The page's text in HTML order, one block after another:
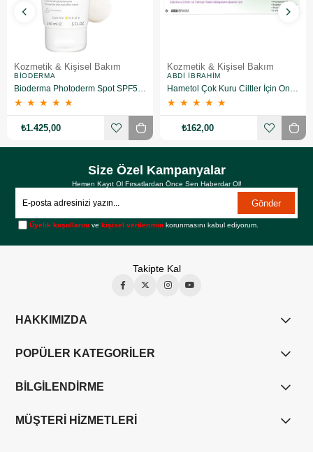
Kozmetik & Kişisel Bakım
BIODERMA
Bioderma Photoderm Spot SPF50+ 150 ml
★ ★ ★ ★ ★
₺1.425,00
Kozmetik & Kişisel Bakım
ABDI İBRAHIM
Hametol Çok Kuru Ciltler İçin Onarıcı Bakım Kremi 30 g
★ ★ ★ ★ ★
₺162,00
Size Özel Kampanyalar
Hemen Kayıt Ol Fırsatlardan Önce Sen Haberdar Ol!
Gönder
Üyelik koşullarını vekişisel verilerimin korunmasını kabul ediyorum.
Takipte Kal
HAKKIMIZDA
POPÜLER KATEGORİLER
BİLGİLENDİRME
MÜŞTERİ HİZMETLERİ